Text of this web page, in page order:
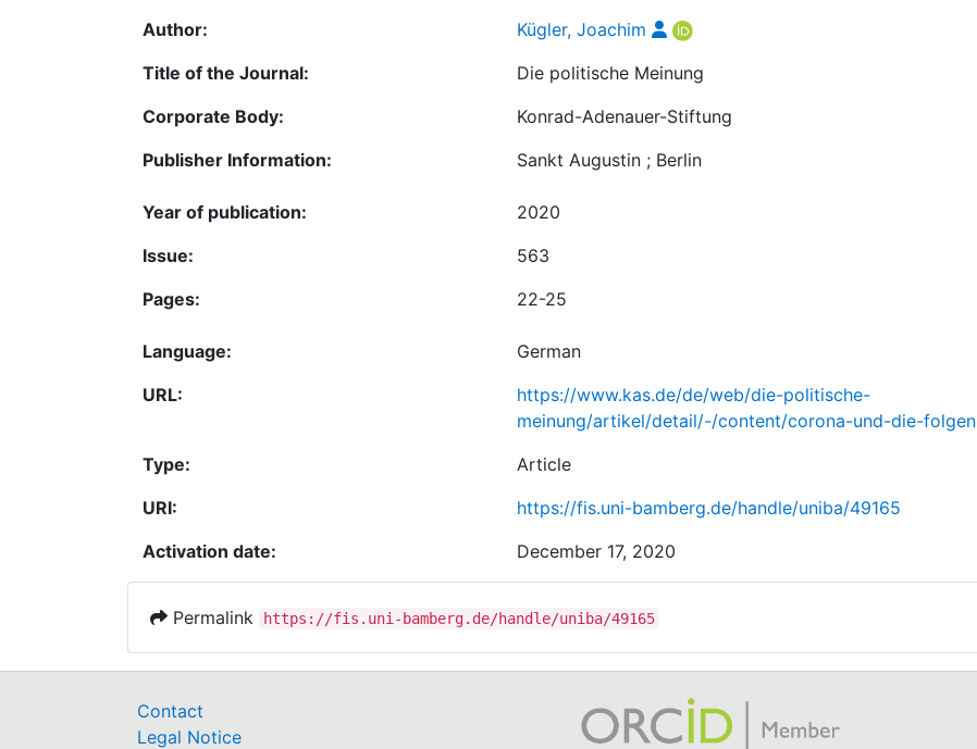
Author:
Kügler, Joachim
Title of the Journal:
Die politische Meinung
Corporate Body:
Konrad-Adenauer-Stiftung
Publisher Information:
Sankt Augustin ; Berlin
Year of publication:
2020
Issue:
563
Pages:
22-25
Language:
German
URL:
https://www.kas.de/de/web/die-politische-
meinung/artikel/detail/-/content/corona-und-die-folgen
Type:
Article
URI:
https://fis.uni-bamberg.de/handle/uniba/49165
Activation date:
December 17, 2020
Permalink https://fis.uni-bamberg.de/handle/uniba/49165
Contact
Legal Notice